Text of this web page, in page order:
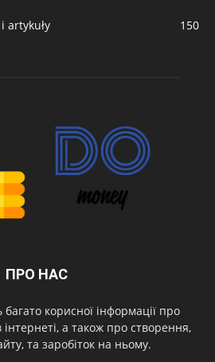
artykuły 150
ПРО НАС
корисної інформації про
а також про створення,
та заробіток на ньому.